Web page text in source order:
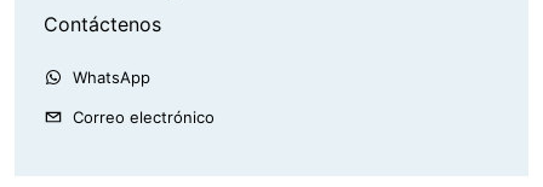
Contáctenos
WhatsApp
Correo electrónico